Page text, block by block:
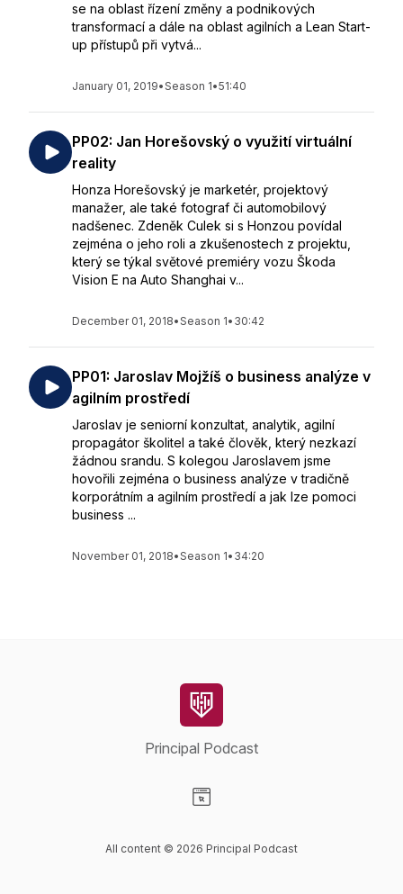
se na oblast řízení změny a podnikových
transformací a dále na oblast agilních a Lean Start-
up přístupů při vytvá...
January 01, 2019•Season 1•51:40
PP02: Jan Horešovský o využití virtuální
reality
Honza Horešovský je marketér, projektový
manažer, ale také fotograf či automobilový
nadšenec. Zdeněk Culek si s Honzou povídal
zejména o jeho roli a zkušenostech z projektu,
který se týkal světové premiéry vozu Škoda
Vision E na Auto Shanghai v...
December 01, 2018•Season 1• 30:42
PP01: Jaroslav Mojžíš o business analýze v
agilním prostředí
Jaroslav je seniorní konzultat, analytik, agilní
propagátor školitel a také člověk, který nezkazí
žádnou srandu. S kolegou Jaroslavem jsme
hovořili zejména o business analýze v tradičně
korporátním a agilním prostředí a jak lze pomoci
business ...
November 01, 2018•Season 1• 34:20
Principal Podcast
All content © 2026 Principal Podcast